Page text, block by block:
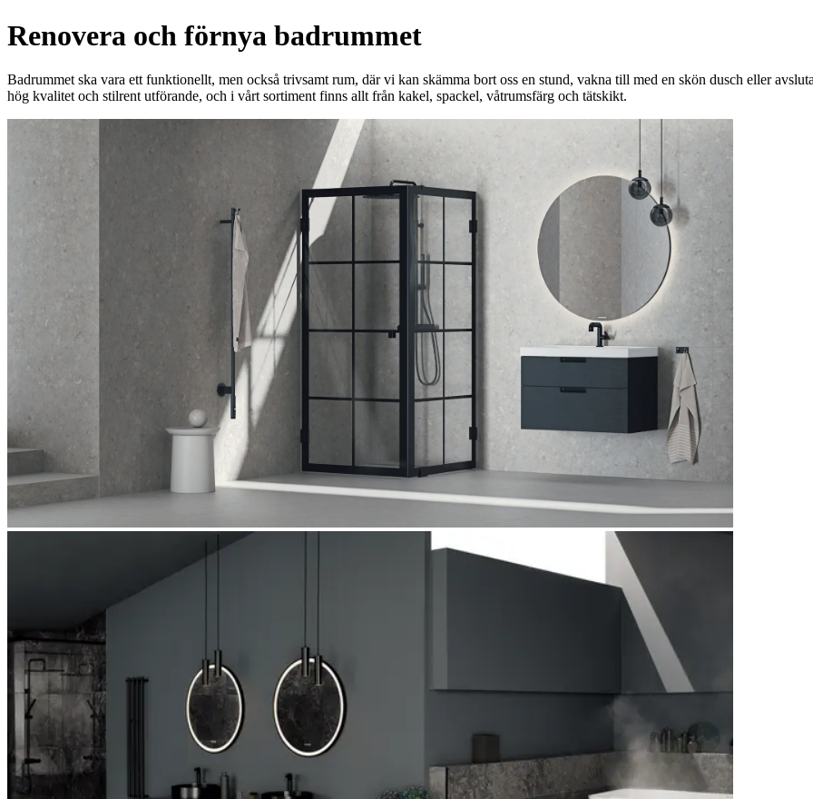
Renovera och förnya badrummet
Badrummet ska vara ett funktionellt, men också trivsamt rum, där vi kan skämma bort oss en stund, vakna till med en skön dusch eller
hög kvalitet och stilrent utförande, och i vårt sortiment finns allt från kakel, spackel, våtrumsfärg och tätskikt.